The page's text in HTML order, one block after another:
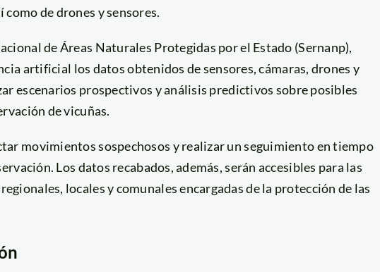
de drones y sensores.
de Áreas Naturales Protegidas por el Estado (Sernanp),
artificial los datos obtenidos de sensores, cámaras, drones y
escenarios prospectivos y análisis predictivos sobre posibles
de vicuñas.
movimientos sospechosos y realizar un seguimiento en tiempo
Los datos recabados, además, serán accesibles para las
locales y comunales encargadas de la protección de las